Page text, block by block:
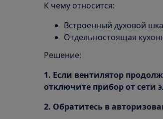
К чему относится:
Встроенный духовой
Отдельностоящая
Решение:
1. Если вентилятор
отключите прибор от сети
2. Обратитесь в